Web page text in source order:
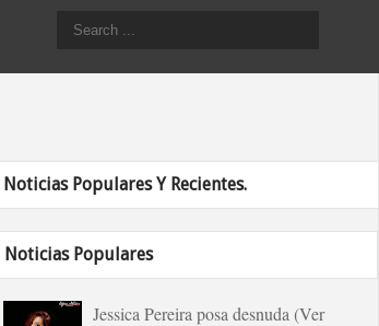
Noticias Populares Y Recientes.
Noticias Populares
Jessica Pereira posa desnuda (Ver